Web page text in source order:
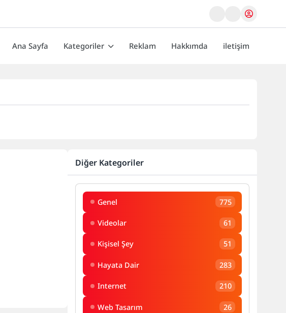
Ana Sayfa Kategoriler Reklam Hakkımda iletişim
Diğer Kategoriler
Genel 775
Videolar 61
Kişisel Şey 51
Hayata Dair 283
Internet 210
Web Tasarım 26